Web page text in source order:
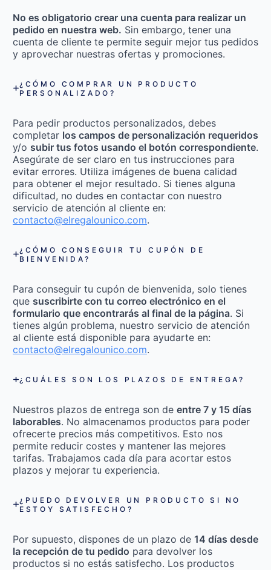
No es obligatorio crear una cuenta para realizar un
pedido en nuestra web. Sin embargo, tener una
cuenta de cliente te permite seguir mejor tus pedidos
y aprovechar nuestras ofertas y promociones.
¿CÓMO COMPRAR UN PRODUCTO
PERSONALIZADO?
Para pedir productos personalizados, debes
completar los campos de personalización requeridos
y/o subir tus fotos usando el botón correspondiente.
Asegúrate de ser claro en tus instrucciones para
evitar errores. Utiliza imágenes de buena calidad
para obtener el mejor resultado. Si tienes alguna
dificultad, no dudes en contactar con nuestro
servicio de atención al cliente en:
contacto@elregalounico.com.
¿CÓMO CONSEGUIR TU CUPÓN DE
BIENVENIDA?
Para conseguir tu cupón de bienvenida, solo tienes
que suscribirte con tu correo electrónico en el
formulario que encontrarás al final de la página. Si
tienes algún problema, nuestro servicio de atención
al cliente está disponible para ayudarte en:
contacto@elregalounico.com.
¿CUÁLES SON LOS PLAZOS DE ENTREGA?
Nuestros plazos de entrega son de entre 7 y 15 días
laborables. No almacenamos productos para poder
ofrecerte precios más competitivos. Esto nos
permite reducir costes y mantener las mejores
tarifas. Trabajamos cada día para acortar estos
plazos y mejorar tu experiencia.
¿PUEDO DEVOLVER UN PRODUCTO SI NO
ESTOY SATISFECHO?
Por supuesto, dispones de un plazo de 14 días desde
la recepción de tu pedido para devolver los
productos si no estás satisfecho. Los productos